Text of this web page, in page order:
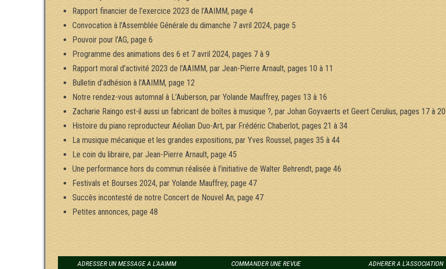
Rapport financier de l’exercice 2023 de l’AAIMM, page 4
Convocation à l’Assemblée Générale du dimanche 7 avril 2024, page 5
Pouvoir pour l’AG, page 6
Programme des animations des 6 et 7 avril 2024, pages 7 à 9
Rapport moral d’activité 2023 de l’AAIMM, par Jean-Pierre Arnault, pages 10 à 11
Bulletin d’adhésion à l’AAIMM, page 12
Notre rendez-vous automnal à L’Auberson, par Yolande Mauffrey, pages 13 à 16
Zacharie Raingo est-il aussi un fabricant de boîtes à musique ?, par Johan Goyvaerts et Geert Cerulius, pages 17 à 20
Histoire du piano reproducteur Aéolian Duo-Art, par Frédéric Chaberlot, pages 21 à 34
La musique mécanique et les grandes expositions, par Yves Roussel, pages 35 à 44
Le coin du libraire, par Jean-Pierre Arnault, page 45
Une performance hors du commun réalisée à l’initiative de Walter Behrendt, page 46
Festivals et Bourses 2024, par Yolande Mauffrey, page 47
Succès incontesté de notre Concert de Nouvel An, page 47
Petites annonces, page 48
ADRESSER UN MESSAGE A L'AAIMM COMMANDER UNE REVUE ADHERER A L'ASSOCIATION